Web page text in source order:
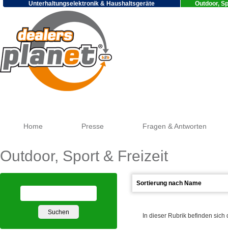
Unterhaltungselektronik & Haushaltsgeräte Outdoor,
Home Presse Fragen & Antworten
Outdoor, Sport & Freizeit
In dieser Rubrik befinden